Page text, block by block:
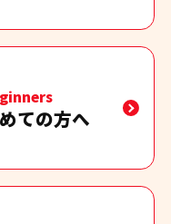
ての方へ